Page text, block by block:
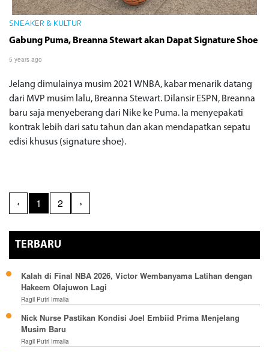
SNEAKER & KULTUR
Gabung Puma, Breanna Stewart akan Dapat Signature Shoe
5 years ago
Jelang dimulainya musim 2021 WNBA, kabar menarik datang
dari MVP musim lalu, Breanna Stewart. Dilansir ESPN, Breanna
baru saja menyeberang dari Nike ke Puma. Ia menyepakati
kontrak lebih dari satu tahun dan akan mendapatkan sepatu
edisi khusus (signature shoe).
‹ 1 2 ›
TERBARU
Kalah di Final NBA 2026, Victor Wembanyama Latihan dengan
Hakeem Olajuwon Lagi
Ragil Putri Irmalia
Nick Nurse Pastikan Kondisi Joel Embiid Prima Menjelang
Musim Baru
Ragil Putri Irmalia